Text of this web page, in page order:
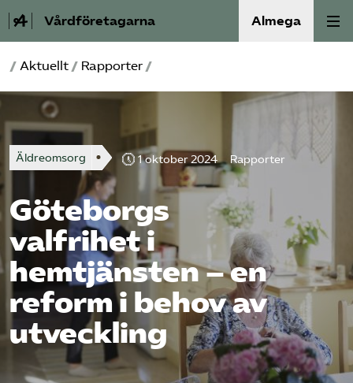
Vårdföretagarna Almega
Välfärdskriminalitet
Valmanifest
Medlemskap
Aktiviteter
Våra frågor
Om oss
Kontakt
Pressrum
/ Aktuellt / Rapporter /
Äldreomsorg 1 oktober 2024 Rapporter
Göteborgs
valfrihet i
hemtjänsten – en
reform i behov av
utveckling